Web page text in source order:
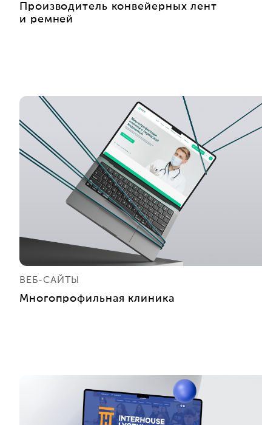
Производитель конвейерных лент
и ремней
ВЕБ-САЙТЫ
Многопрофильная клиника